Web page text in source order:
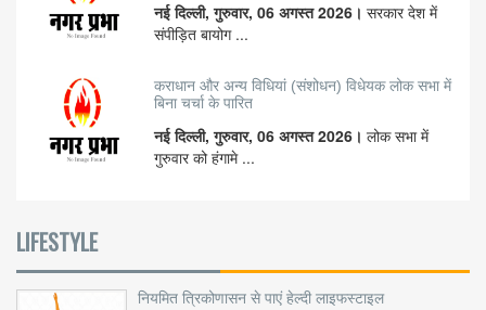
नई दिल्ली, गुरुवार, 06 अगस्त 2026। सरकार देश में
संपीड़ित बायोग ...
कराधान और अन्य विधियां (संशोधन) विधेयक लोक सभा में
बिना चर्चा के पारित
नई दिल्ली, गुरुवार, 06 अगस्त 2026। लोक सभा में
गुरुवार को हंगामे ...
LIFESTYLE
नियमित त्रिकोणासन से पाएं हेल्दी लाइफस्टाइल